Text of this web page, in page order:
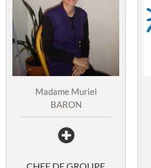
Madame Muriel
BARON